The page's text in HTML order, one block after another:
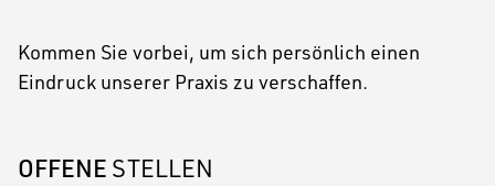
Kommen Sie vorbei, um sich persönlich einen
Eindruck unserer Praxis zu verschaffen.
OFFENE STELLEN